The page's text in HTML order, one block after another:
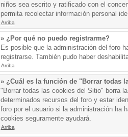
niños sea escrito y ratificado con el
permita recolectar información personal
Arriba
» ¿Por qué no puedo registrarme?
Es posible que la administración del foro
registrarse. También pudo haber
Arriba
» ¿Cuál es la función de "Borrar todas
"Borrar todas las cookies del Sitio" borra
determinados recursos del foro y estar
foro por el usuario si la administración ha
cookies seguramente ayudará.
Arriba